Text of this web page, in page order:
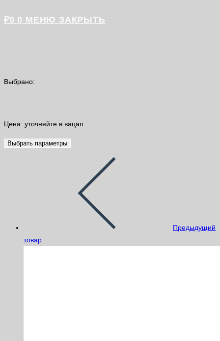
₽0 0 МЕНЮ ЗАКРЫТЬ
Выбрано:
Цена: уточняйте в вацап
Выбрать параметры
Предыдущий
товар